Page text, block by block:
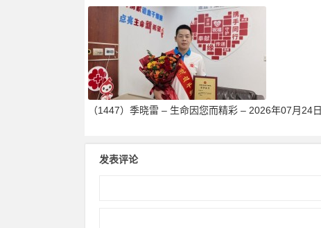
（1447）季晓雷 – 生命因您而精彩 – 2026年07月24日
发表评论